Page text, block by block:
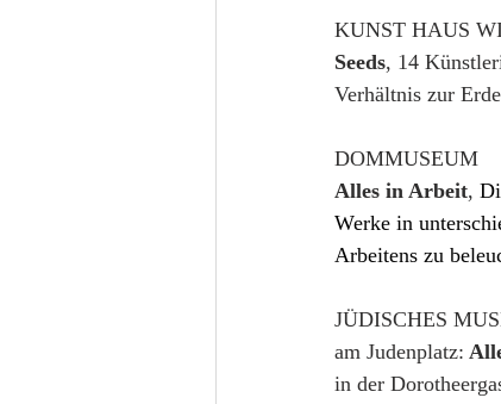
KUNST HAUS
Seeds, 14
Verhältnis zur
DOMMUSEUM
Alles in Arbeit,
Werke in
Arbeitens zu
JÜDISCHES
am Judenplatz:
in der